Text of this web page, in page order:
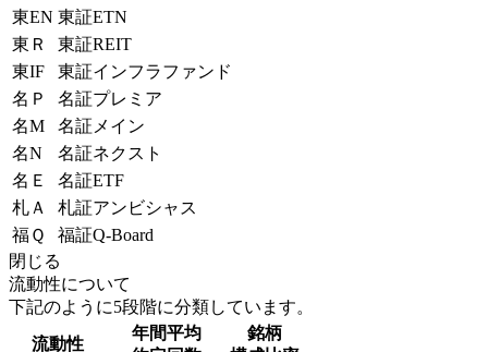
東EN 東証ETN
東Ｒ
東証REIT
東IF
東証インフラファンド
名Ｐ
名証プレミア
名M
名証メイン
名N
名証ネクスト
名Ｅ
名証ETF
札Ａ
札証アンビシャス
福Ｑ
福証Q-Board
閉じる
流動性について
下記のように5段階に分類しています。
流動性
年間平均
銘柄